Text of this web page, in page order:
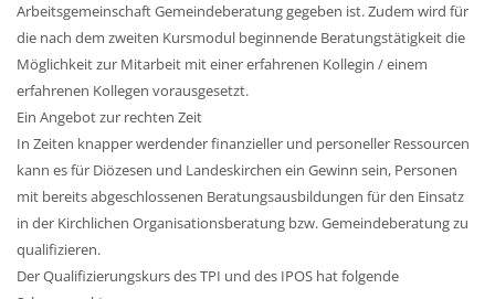
Arbeitsgemeinschaft Gemeindeberatung gegeben ist. Zudem wird für
die nach dem zweiten Kursmodul beginnende Beratungstätigkeit die
Möglichkeit zur Mitarbeit mit einer erfahrenen Kollegin / einem
erfahrenen Kollegen vorausgesetzt.
Ein Angebot zur rechten Zeit
In Zeiten knapper werdender finanzieller und personeller Ressourcen
kann es für Diözesen und Landeskirchen ein Gewinn sein, Personen
mit bereits abgeschlossenen Beratungsausbildungen für den Einsatz
in der Kirchlichen Organisationsberatung bzw. Gemeindeberatung zu
qualifizieren.
Der Qualifizierungskurs des TPI und des IPOS hat folgende